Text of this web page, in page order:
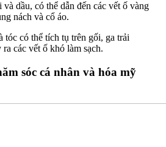
dầu, có thể dẫn đến các vết ố vàng
nách và cổ áo.
có thể tích tụ trên gối, ga trải
các vết ố khó làm sạch.
sóc cá nhân và hóa mỹ